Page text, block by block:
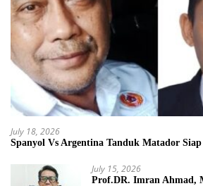
July 18, 2026
Spanyol Vs Argentina Tanduk Matador
July 15, 2026
Prof.DR. Imran Ahmad,